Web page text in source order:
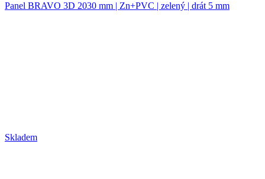
Panel BRAVO 3D 2030 mm | Zn+PVC | zelený | drát 5 mm
Skladem